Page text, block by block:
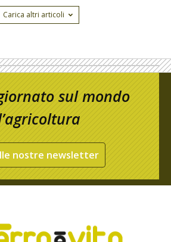
Carica altri articoli
sul mondo
nostre newsletter